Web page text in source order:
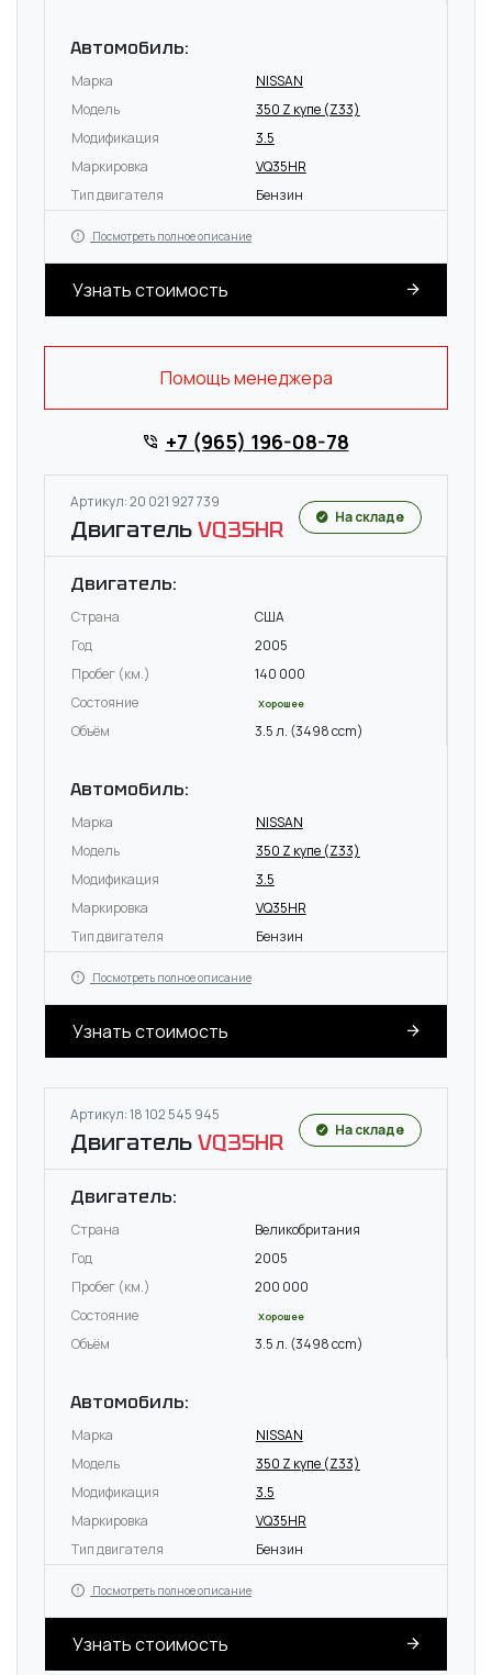
Автомобиль:
Марка
NISSAN
Модель
350 Z купе (Z33)
Модификация
3.5
Маркировка
VQ35HR
Тип двигателя
Бензин
Посмотреть полное описание
Узнать стоимость
Помощь менеджера
+7 (965) 196-08-78
Артикул: 20 021 927 739
ДвигательVQ35HR На складе
Двигатель:
Страна
США
Год
2005
Пробег (км.)
140 000
Состояние
Хорошее
Объём 3.5 л. (3498 ccm)
Автомобиль:
Марка
NISSAN
Модель
350 Z купе (Z33)
Модификация
3.5
Маркировка
VQ35HR
Тип двигателя
Бензин
Посмотреть полное описание
Узнать стоимость
Артикул: 18 102 545 945
ДвигательVQ35HR На складе
Двигатель:
Страна
Великобритания
Год
2005
Пробег (км.)
200 000
Состояние
Хорошее
Объём 3.5 л. (3498 ccm)
Автомобиль:
Марка
NISSAN
Модель
350 Z купе (Z33)
Модификация
3.5
Маркировка
VQ35HR
Тип двигателя
Бензин
Посмотреть полное описание
Узнать стоимость